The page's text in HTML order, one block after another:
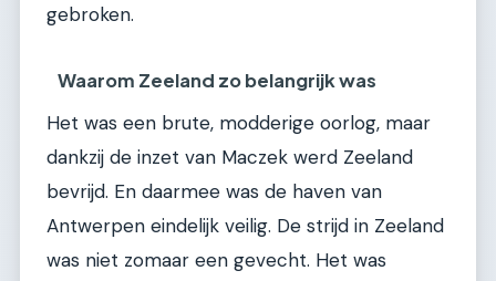
gebroken.
Waarom Zeeland zo belangrijk was
Het was een brute, modderige oorlog, maar
dankzij de inzet van Maczek werd Zeeland
bevrijd. En daarmee was de haven van
Antwerpen eindelijk veilig. De strijd in Zeeland
was niet zomaar een gevecht. Het was